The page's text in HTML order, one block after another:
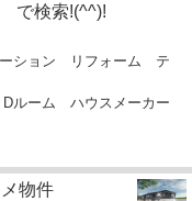
で検索!(^^)!
ション リフォーム テ
ーム ハウスメーカー
物件